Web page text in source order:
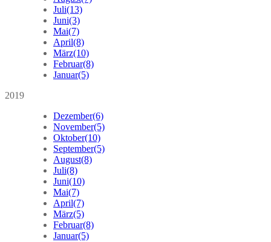
Juli(13)
Juni(3)
Mai(7)
April(8)
März(10)
Februar(8)
Januar(5)
2019
Dezember(6)
November(5)
Oktober(10)
September(5)
August(8)
Juli(8)
Juni(10)
Mai(7)
April(7)
März(5)
Februar(8)
Januar(5)